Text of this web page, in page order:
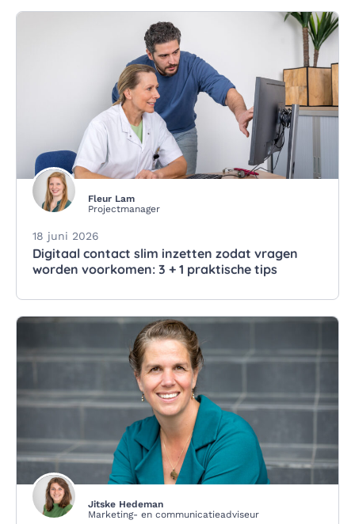
Fleur Lam
Projectmanager
18 juni 2026
Digitaal contact slim inzetten zodat vragen
worden voorkomen: 3 + 1 praktische tips
Jitske Hedeman
Marketing- en communicatieadviseur